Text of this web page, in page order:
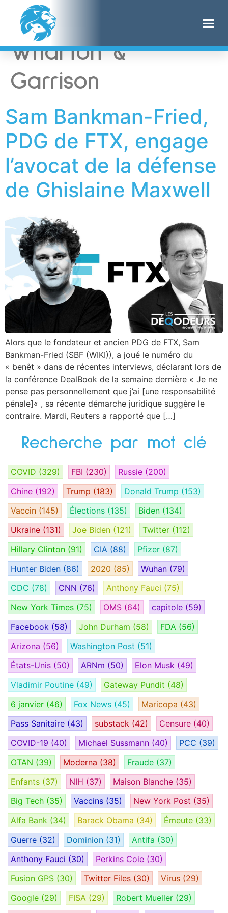
Étiquette :
Wharton &
Garrison
Sam Bankman-Fried,
PDG de FTX, engage
l’avocat de la défense
de Ghislaine Maxwell
Alors que le fondateur et ancien PDG de FTX, Sam
Bankman-Fried (SBF (WIKI)), a joué le numéro du
« benêt » dans de récentes interviews, déclarant lors de
la conférence DealBook de la semaine dernière « Je ne
pense pas personnellement que j’ai [une responsabilité
pénale]« , sa récente démarche juridique suggère le
contraire. Mardi, Reuters a rapporté que […]
Recherche par mot clé
COVID (329) FBI (230) Russie (200)
Chine (192) Trump (183) Donald Trump (153)
Vaccin (145) Élections (135) Biden (134)
Ukraine (131) Joe Biden (121) Twitter (112)
Hillary Clinton (91) CIA (88) Pfizer (87)
Hunter Biden (86) 2020 (85) Wuhan (79)
CDC (78) CNN (76) Anthony Fauci (75)
New York Times (75) OMS (64) capitole (59)
Facebook (58) John Durham (58) FDA (56)
Arizona (56) Washington Post (51)
États-Unis (50) ARNm (50) Elon Musk (49)
Vladimir Poutine (49) Gateway Pundit (48)
6 janvier (46) Fox News (45) Maricopa (43)
Pass Sanitaire (43) substack (42) Censure (40)
COVID-19 (40) Michael Sussmann (40) PCC (39)
OTAN (39) Moderna (38) Fraude (37)
Enfants (37) NIH (37) Maison Blanche (35)
Big Tech (35) Vaccins (35) New York Post (35)
Alfa Bank (34) Barack Obama (34) Émeute (33)
Guerre (32) Dominion (31) Antifa (30)
Anthony Fauci (30) Perkins Coie (30)
Fusion GPS (30) Twitter Files (30) Virus (29)
Google (29) FISA (29) Robert Mueller (29)